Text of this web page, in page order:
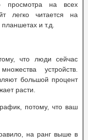
просмотра на всех
легко читается на
и т.д.
что люди сейчас
устройств.
большой процент
расти.
потому, что ваш
на ранг выше в